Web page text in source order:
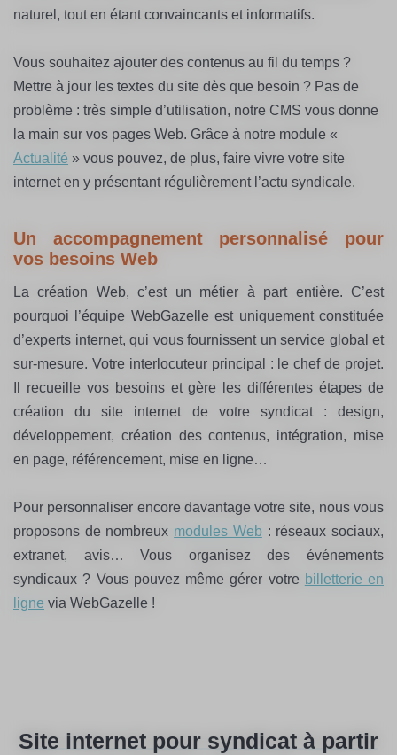
naturel, tout en étant convaincants et informatifs.
Vous souhaitez ajouter des contenus au fil du temps ?
Mettre à jour les textes du site dès que besoin ? Pas de
problème : très simple d’utilisation, notre CMS vous donne
la main sur vos pages Web. Grâce à notre module «
Actualité » vous pouvez, de plus, faire vivre votre site
internet en y présentant régulièrement l’actu syndicale.
Un accompagnement personnalisé pour
vos besoins Web
La création Web, c’est un métier à part entière. C’est
pourquoi l’équipe WebGazelle est uniquement constituée
d’experts internet, qui vous fournissent un service global et
sur-mesure. Votre interlocuteur principal : le chef de projet.
Il recueille vos besoins et gère les différentes étapes de
création du site internet de votre syndicat : design,
développement, création des contenus, intégration, mise
en page, référencement, mise en ligne…
Pour personnaliser encore davantage votre site, nous vous
proposons de nombreux modules Web : réseaux sociaux,
extranet, avis… Vous organisez des événements
syndicaux ? Vous pouvez même gérer votre billetterie en
ligne via WebGazelle !
Site internet pour syndicat à partir